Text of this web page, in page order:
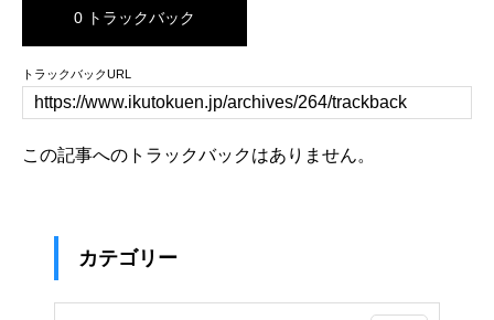
0 トラックバック
トラックバックURL
この記事へのトラックバックはありません。
カテゴリー